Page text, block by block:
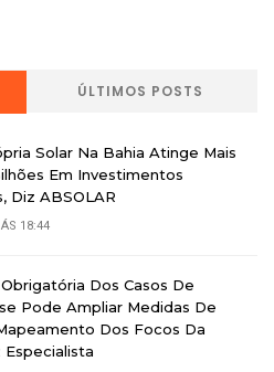
ÚLTIMOS POSTS
Solar Na Bahia Atinge Mais
Em Investimentos
Diz ABSOLAR
18:44
Dos Casos De
Pode Ampliar Medidas De
Dos Focos Da
Especialista